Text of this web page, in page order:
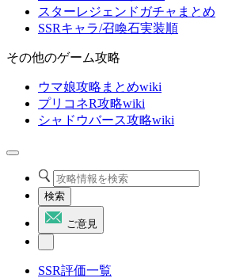
スターレジェンドガチャまとめ
SSRキャラ/召喚石実装順
その他のゲーム攻略
ウマ娘攻略まとめwiki
プリコネR攻略wiki
シャドウバース攻略wiki
検索
ご意見
SSR評価一覧